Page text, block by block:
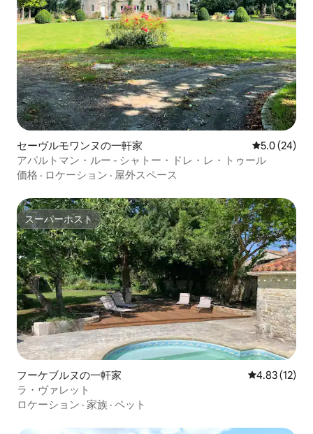
セーヴルモワンヌの一軒家 レビュー24
5.0 (24)
アパルトマン・ルー - シャトー・ドレ・レ・トゥール
価格 · ロケーション · 屋外スペース
スーパーホスト
スーパーホスト
フーケブルヌの一軒家 レビュー12
4.83 (12)
ラ・ヴァレット
ロケーション · 家族 · ペット